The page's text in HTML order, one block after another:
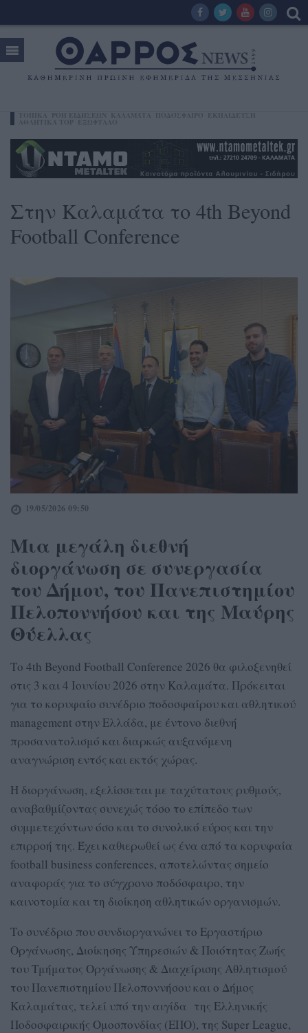
Στην Καλαμάτα το 4th Beyond
Football Conference
19/05/2026 09:50
Μια μεγάλη διεθνή
διοργάνωση σε συνεργασία
του Δήμου, του Πανεπιστημίου
Πελοποννήσου και της Μαύρης
Θύελλας
Το 4th Beyond Football Conference 2026 θα φιλοξενηθεί
στις 3 και 4 Ιουνίου 2026 στην Καλαμάτα. Πρόκειται
για το κορυφαίο συνέδριο ποδοσφαίρου και αθλητικού
management στην Ελλάδα, με έντονο διεθνή
προσανατολισμό και διαρκώς αυξανόμενη
αναγνώριση εντός και εκτός χώρας.
Η διοργάνωση, εξελίσσεται με ταχύτατους ρυθμούς,
αναβαθμίζοντας συνεχώς τόσο το επίπεδο των
συμμετεχόντων όσο και το συνολικό εύρος και την
επιρροή της. Έχει καθιερωθεί ως ένα από τα κορυφαία
football business conferences, αποτελώντας σημείο
αναφοράς για το σύγχρονο ποδόσφαιρο, την
καινοτομία και τη διοίκηση αθλητικών οργανισμών.
Το συνέδριο που συνδιοργανώνει το Εργαστήριο
Οργάνωσης, Διοίκησης Υπηρεσιών & Ποιότητας Ζωής
του Τμήματος Οργάνωσης & Διαχείρισης Αθλητισμού
του Πανεπιστημίου Πελοποννήσου και ο Δήμος
Καλαμάτας, τελεί υπό την αιγίδα της Ελληνικής
Ποδοσφαιρικής Ομοσπονδίας (ΕΠΟ), της Super League,